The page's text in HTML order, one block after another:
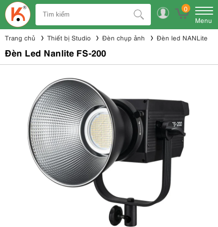
0
Menu
Trang chủ Thiết bị Studio Đèn chụp ảnh Đèn led NANLite
Đèn Led Nanlite FS-200